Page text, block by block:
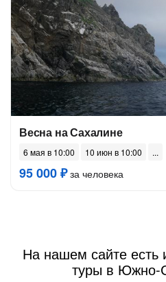
Весна на Сахалине
6 мая в 10:00 10 июн в 10:00
95 000 ₽за человека
На нашем сайте есть
туры в Южно-